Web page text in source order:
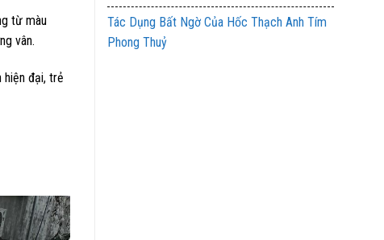
từ màu
vân.
hiện đại, trẻ
Tác Dụng Bất Ngờ Của Hốc Thạch Anh Tím
Phong Thuỷ